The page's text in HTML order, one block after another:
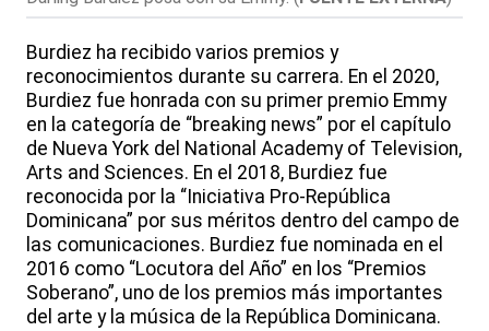
Burdiez ha recibido varios premios y
reconocimientos durante su carrera. En el 2020,
Burdiez fue honrada con su primer premio Emmy
en la categoría de “breaking news” por el capítulo
de Nueva York del National Academy of Television,
Arts and Sciences. En el 2018, Burdiez fue
reconocida por la “Iniciativa Pro-República
Dominicana” por sus méritos dentro del campo de
las comunicaciones. Burdiez fue nominada en el
2016 como “Locutora del Año” en los “Premios
Soberano”, uno de los premios más importantes
del arte y la música de la República Dominicana.